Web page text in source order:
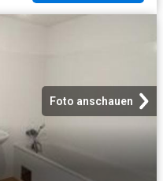
Foto anschauen